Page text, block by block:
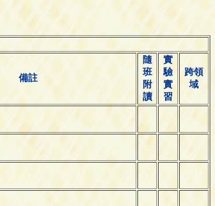
備註
隨
班
附
讀
實
驗
實
習
跨領
域